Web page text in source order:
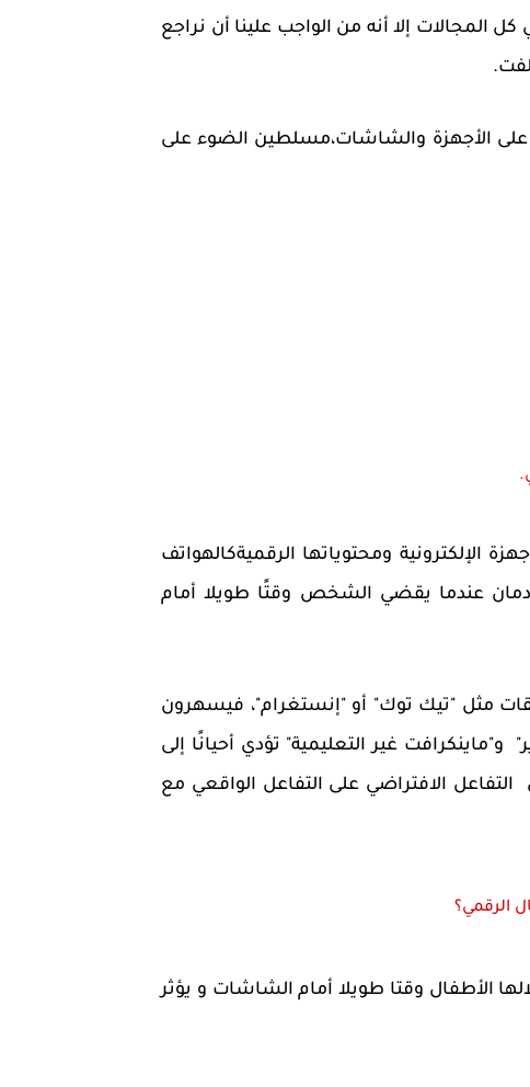
المجالات إلا أنه من الواجب علينا أن نراجع
الأجهزة والشاشات،مسلطين الضوء على
الإلكترونية ومحتوياتها الرقميةكالهواتف
عندما يقضي الشخص وقتًا طويلا أمام
مثل "تيك توك" أو "إنستغرام"، فيسهرون
غير التعليمية" تؤدي أحيانًا إلى
الافتراضي على التفاعل الواقعي مع
الرقمي؟
الأطفال وقتا طويلا أمام الشاشات و يؤثر